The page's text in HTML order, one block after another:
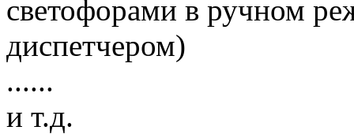
светофорами в ручном
диспетчером)
......
и т.д.